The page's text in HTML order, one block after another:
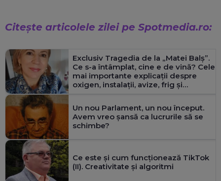
Citește articolele zilei pe Spotmedia.ro:
Exclusiv Tragedia de la „Matei Balș”.
Ce s-a întâmplat, cine e de vină? Cele
mai importante explicații despre
oxigen, instalații, avize, frig și
Un nou Parlament, un nou început.
Avem vreo șansă ca lucrurile să se
schimbe?
Ce este și cum funcționează TikTok
(II). Creativitate și algoritmi